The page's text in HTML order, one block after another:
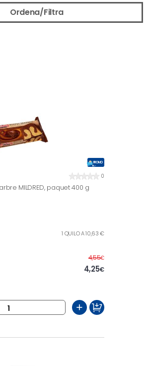
Ordena/Filtra
PROMO
0
MILDRED, paquet 400 g
1 QUILO A 10,63 €
4,55€Abans
4,25€
+